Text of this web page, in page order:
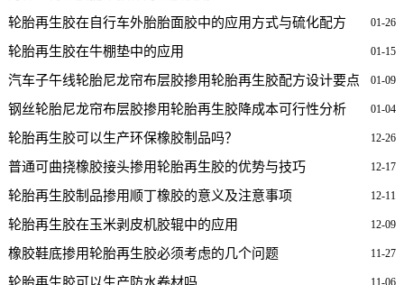
01-26
轮胎再生胶在自行车外胎胎面胶中的应用方式与硫化配方
01-15
轮胎再生胶在牛棚垫中的应用
01-09
汽车子午线轮胎尼龙帘布层胶掺用轮胎再生胶配方设计要点
与实用配方
01-04
钢丝轮胎尼龙帘布层胶掺用轮胎再生胶降成本可行性分析
12-26
轮胎再生胶可以生产环保橡胶制品吗？
12-17
普通可曲挠橡胶接头掺用轮胎再生胶的优势与技巧
12-11
轮胎再生胶制品掺用顺丁橡胶的意义及注意事项
12-09
轮胎再生胶在玉米剥皮机胶辊中的应用
11-27
橡胶鞋底掺用轮胎再生胶必须考虑的几个问题
11-06